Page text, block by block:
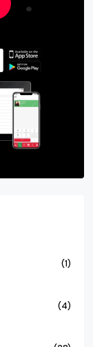
(1)
(4)